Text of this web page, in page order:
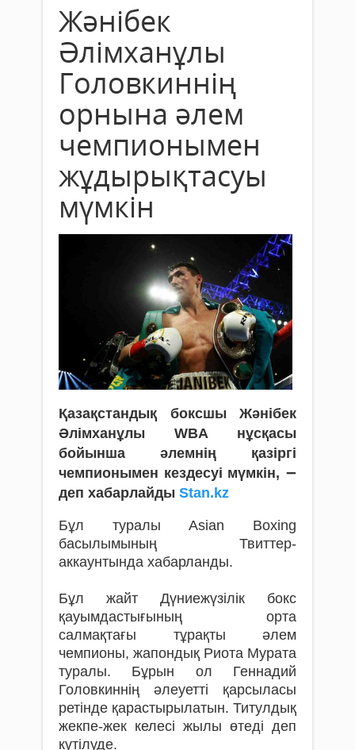
Жәнібек
Әлімханұлы
Головкиннің
орнына әлем
чемпионымен
жұдырықтасуы
мүмкін
Қазақстандық боксшы Жәнібек
Әлімханұлы WBA нұсқасы
бойынша әлемнің қазіргі
чемпионымен кездесуі мүмкін, –
деп хабарлайды Stan.kz
Бұл туралы Asian Boxing
басылымының Твиттер-
аккаунтында хабарланды.
Бұл жайт Дүниежүзілік бокс
қауымдастығының орта
салмақтағы тұрақты әлем
чемпионы, жапондық Риота Мурата
туралы. Бұрын ол Геннадий
Головкиннің әлеуетті қарсыласы
ретінде қарастырылатын. Титулдық
жекпе-жек келесі жылы өтеді деп
күтілуде.